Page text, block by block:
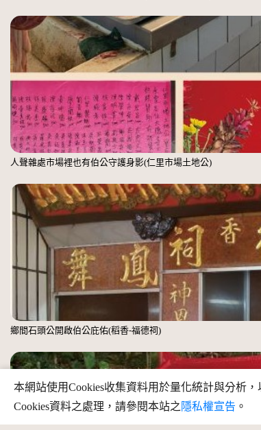
人聲雜處市場裡也有伯公守護身影(仁里市場土地公)
鄉間石頭公開啟伯公庇佑(稻香-福德祠)
本網站使用Cookies收集資料用於量化統計與分析
Cookies資料之處理，請參閱本站之 隱私權宣告 。